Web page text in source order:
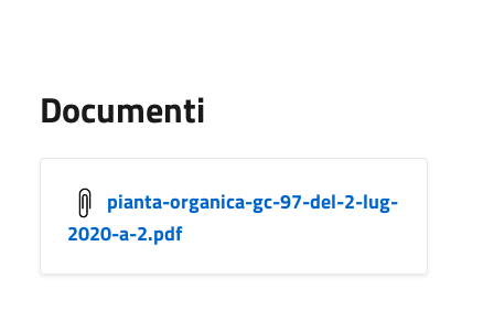
Documenti
pianta-organica-gc-97-del-2-lug-
2020-a-2.pdf